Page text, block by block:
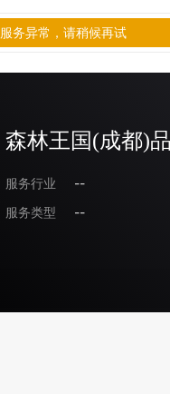
森林王国(成都)
服务行业
--
服务类型
--
服务异常，请稍候再试